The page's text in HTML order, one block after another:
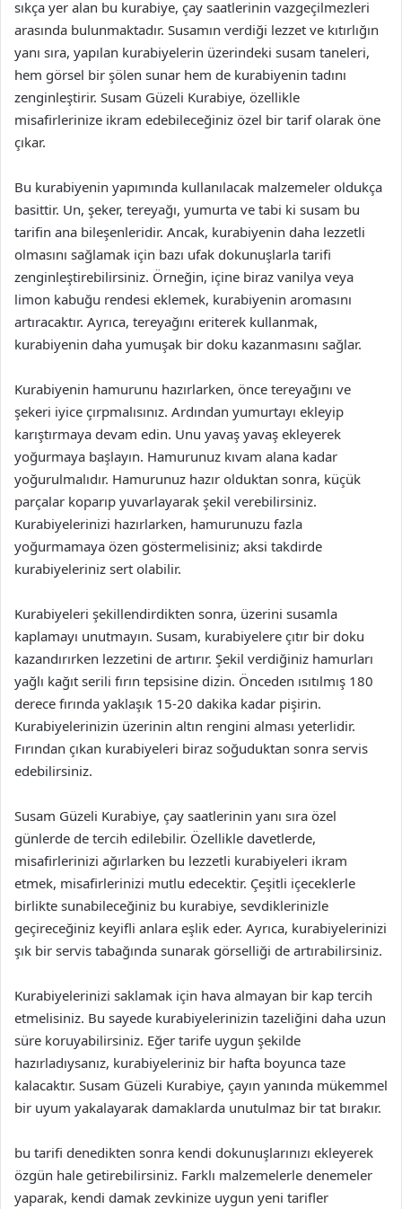
sıkça yer alan bu kurabiye, çay saatlerinin vazgeçilmezleri
arasında bulunmaktadır. Susamın verdiği lezzet ve kıtırlığın
yanı sıra, yapılan kurabiyelerin üzerindeki susam taneleri,
hem görsel bir şölen sunar hem de kurabiyenin tadını
zenginleştirir. Susam Güzeli Kurabiye, özellikle
misafirlerinize ikram edebileceğiniz özel bir tarif olarak öne
çıkar.
Bu kurabiyenin yapımında kullanılacak malzemeler oldukça
basittir. Un, şeker, tereyağı, yumurta ve tabi ki susam bu
tarifin ana bileşenleridir. Ancak, kurabiyenin daha lezzetli
olmasını sağlamak için bazı ufak dokunuşlarla tarifi
zenginleştirebilirsiniz. Örneğin, içine biraz vanilya veya
limon kabuğu rendesi eklemek, kurabiyenin aromasını
artıracaktır. Ayrıca, tereyağını eriterek kullanmak,
kurabiyenin daha yumuşak bir doku kazanmasını sağlar.
Kurabiyenin hamurunu hazırlarken, önce tereyağını ve
şekeri iyice çırpmalısınız. Ardından yumurtayı ekleyip
karıştırmaya devam edin. Unu yavaş yavaş ekleyerek
yoğurmaya başlayın. Hamurunuz kıvam alana kadar
yoğurulmalıdır. Hamurunuz hazır olduktan sonra, küçük
parçalar koparıp yuvarlayarak şekil verebilirsiniz.
Kurabiyelerinizi hazırlarken, hamurunuzu fazla
yoğurmamaya özen göstermelisiniz; aksi takdirde
kurabiyeleriniz sert olabilir.
Kurabiyeleri şekillendirdikten sonra, üzerini susamla
kaplamayı unutmayın. Susam, kurabiyelere çıtır bir doku
kazandırırken lezzetini de artırır. Şekil verdiğiniz hamurları
yağlı kağıt serili fırın tepsisine dizin. Önceden ısıtılmış 180
derece fırında yaklaşık 15-20 dakika kadar pişirin.
Kurabiyelerinizin üzerinin altın rengini alması yeterlidir.
Fırından çıkan kurabiyeleri biraz soğuduktan sonra servis
edebilirsiniz.
Susam Güzeli Kurabiye, çay saatlerinin yanı sıra özel
günlerde de tercih edilebilir. Özellikle davetlerde,
misafirlerinizi ağırlarken bu lezzetli kurabiyeleri ikram
etmek, misafirlerinizi mutlu edecektir. Çeşitli içeceklerle
birlikte sunabileceğiniz bu kurabiye, sevdiklerinizle
geçireceğiniz keyifli anlara eşlik eder. Ayrıca, kurabiyelerinizi
şık bir servis tabağında sunarak görselliği de artırabilirsiniz.
Kurabiyelerinizi saklamak için hava almayan bir kap tercih
etmelisiniz. Bu sayede kurabiyelerinizin tazeliğini daha uzun
süre koruyabilirsiniz. Eğer tarife uygun şekilde
hazırladıysanız, kurabiyeleriniz bir hafta boyunca taze
kalacaktır. Susam Güzeli Kurabiye, çayın yanında mükemmel
bir uyum yakalayarak damaklarda unutulmaz bir tat bırakır.
bu tarifi denedikten sonra kendi dokunuşlarınızı ekleyerek
özgün hale getirebilirsiniz. Farklı malzemelerle denemeler
yaparak, kendi damak zevkinize uygun yeni tarifler